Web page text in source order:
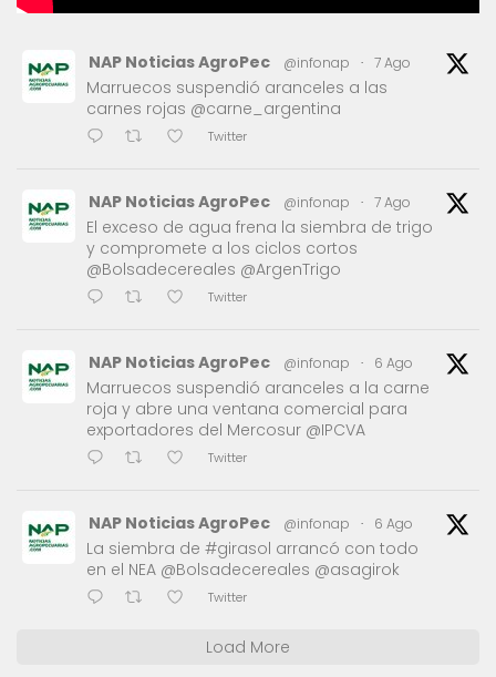
NAP Noticias AgroPec @infonap · 7 Ago
Marruecos suspendió aranceles a las
carnes rojas @carne_argentina
Twitter
NAP Noticias AgroPec @infonap · 7 Ago
El exceso de agua frena la siembra de trigo
y compromete a los ciclos cortos
@Bolsadecereales @ArgenTrigo
Twitter
NAP Noticias AgroPec @infonap · 6 Ago
Marruecos suspendió aranceles a la carne
roja y abre una ventana comercial para
exportadores del Mercosur @IPCVA
Twitter
NAP Noticias AgroPec @infonap · 6 Ago
La siembra de #girasol arrancó con todo
en el NEA @Bolsadecereales @asagirok
Twitter
Load More